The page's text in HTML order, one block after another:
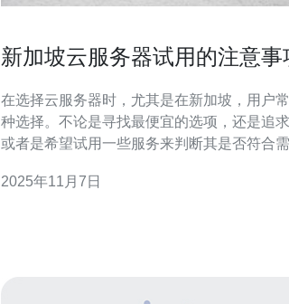
新加坡云服务器试用的注意事
在选择云服务器时，尤其是在新加坡，用户
种选择。不论是寻找最便宜的选项，还是追求
或者是希望试用一些服务来判断其是否符合
本文将为您提供全面的指导，帮助您在试用新
2025年11月7日